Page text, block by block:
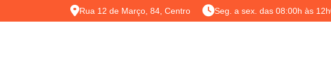
Rua 12 de Março, 84, Centro Seg. a sex. das 08:00h às